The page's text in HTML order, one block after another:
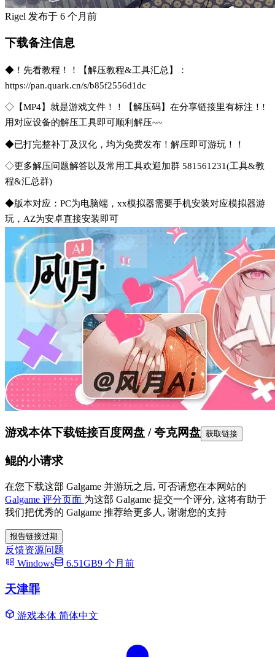
Rigel 发布于 6 个月前
下载备注信息
◆！先看教程！！【解压教程&工具汇总】：
https://pan.quark.cn/s/b85f2556d1dc
◇【MP4】就是游戏文件！！【解压码】在分享链接里有标注！!
用对应设备的解压工具即可顺利解压~~
◆已打完整补丁及汉化，均为免费发布！解压即可游玩！！
◇更多解压问题解答以及常用工具欢迎加群 581561231(工具&教
程&汇总群)
◆版本对应：PC为电脑端，xx模拟器需要手机安装对应模拟器游
玩，AZ为安卓直接安装即可
游戏本体下载链接百度网盘 / 夸克网盘 获取链接
鲲的小请求
在您下载这部 Galgame 并游玩之后, 可否请您在本网站的
Galgame 评分页面 为这部 Galgame 提交一个评分, 这将有助于
我们把优秀的 Galgame 推荐给更多人, 谢谢您的支持
报告链接过期
反馈资源问题
Windows
6.51GB9 个月前
天津罪
游戏本体 简体中文